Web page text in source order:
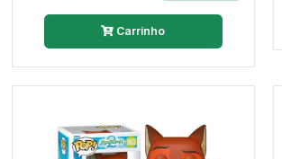
Carrinho